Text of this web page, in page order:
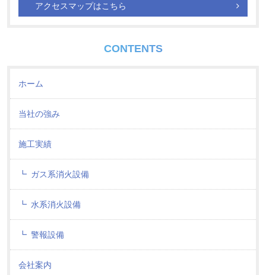
アクセスマップはこちら
CONTENTS
ホーム
当社の強み
施工実績
ガス系消火設備
水系消火設備
警報設備
会社案内